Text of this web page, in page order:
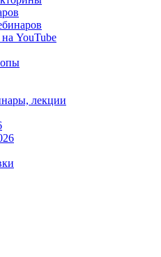
YouTube
лекции